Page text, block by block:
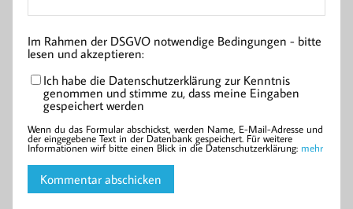
Im Rahmen der DSGVO notwendige Bedingungen - bitte
lesen und akzeptieren:
Ich habe die Datenschutzerklärung zur Kenntnis
genommen und stimme zu, dass meine Eingaben
gespeichert werden
Wenn du das Formular abschickst, werden Name, E-Mail-Adresse und
der eingegebene Text in der Datenbank gespeichert. Für weitere
Informationen wirf bitte einen Blick in die Datenschutzerklärung: mehr